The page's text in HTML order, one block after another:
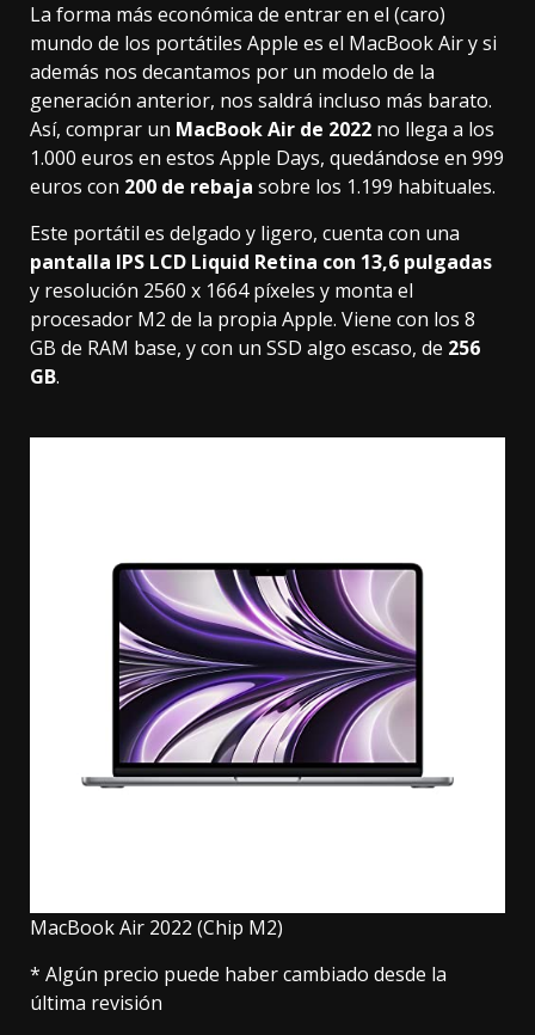
La forma más económica de entrar en el (caro)
mundo de los portátiles Apple es el MacBook Air y si
además nos decantamos por un modelo de la
generación anterior, nos saldrá incluso más barato.
Así, comprar un MacBook Air de 2022 no llega a los
1.000 euros en estos Apple Days, quedándose en 999
euros con 200 de rebaja sobre los 1.199 habituales.
Este portátil es delgado y ligero, cuenta con una
pantalla IPS LCD Liquid Retina con 13,6 pulgadas
y resolución 2560 x 1664 píxeles y monta el
procesador M2 de la propia Apple. Viene con los 8
GB de RAM base, y con un SSD algo escaso, de 256
GB.
MacBook Air 2022 (Chip M2)
* Algún precio puede haber cambiado desde la
última revisión